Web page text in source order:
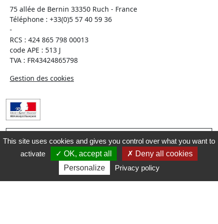
75 allée de Bernin 33350 Ruch - France
Téléphone : +33(0)5 57 40 59 36
-
RCS : 424 865 798 00013
code APE : 513 J
TVA : FR43424865798
Gestion des cookies
Interdiction de vente de boissons alcooliques aux
mineurs de moins de 18 ans La preuve de majorité de
l’acheteur est exigée au moment de la vente en ligne.
CODE DE LA SANTE PUBLIQUE, ART. L. 3342-1 et L. 3353-3
This site uses cookies and gives you control over what you want to
activate
OK, accept all
Deny all cookies
Personalize
Privacy policy